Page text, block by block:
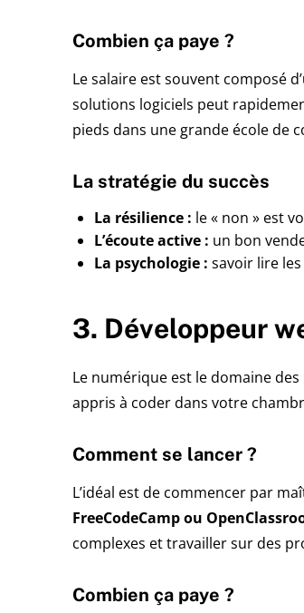
Combien ça paye ?
Le salaire est souvent composé d’
solutions logiciels peut
pieds dans une grande école de
La stratégie du succès
La résilience : le « non » est
L’écoute active : un bon
La psychologie : savoir lire
3. Développeur
Le numérique est le domaine
appris à coder dans votre
Comment se lancer ?
L’idéal est de commencer par
FreeCodeCamp ou
complexes et travailler sur des
Combien ça paye ?